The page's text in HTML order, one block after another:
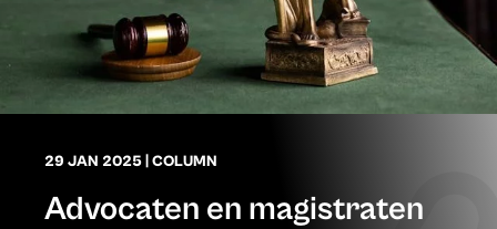
29 JAN 2025 COLUMN
Advocaten en magistraten